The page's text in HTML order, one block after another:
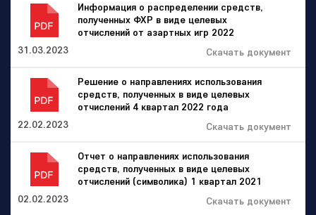
31.03.2023
Информация о распределении средств,
полученных ФХР в виде целевых
отчислений от азартных игр 2022
Скачать документ
22.02.2023
Решение о направлениях использования
средств, полученных в виде целевых
отчислений 4 квартал 2022 года
Скачать документ
02.02.2023
Отчет о направлениях использования
средств, полученных в виде целевых
отчислений (символика) 1 квартал 2021
Скачать документ